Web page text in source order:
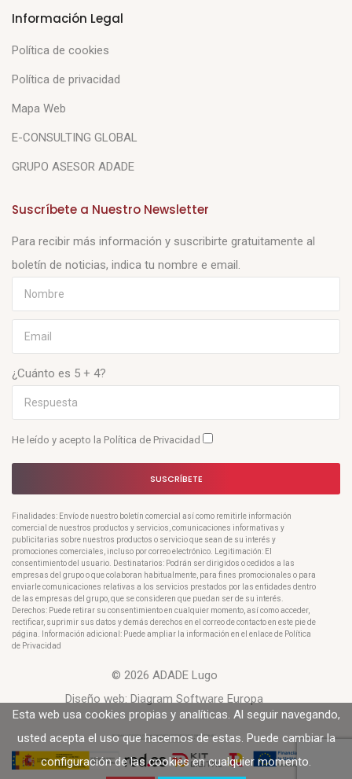
Información Legal
Política de cookies
Política de privacidad
Mapa Web
E-CONSULTING GLOBAL
GRUPO ASESOR ADADE
Suscríbete a Nuestro Newsletter
Para recibir más información y suscribirte gratuitamente al
boletín de noticias, indica tu nombre e email.
¿Cuánto es 5 + 4?
He leído y acepto la Política de Privacidad
SUSCRÍBETE
Finalidades: Envío de nuestro boletín comercial así como remitirle información
comercial de nuestros productos y servicios, comunicaciones informativas y
publicitarias sobre nuestros productos o servicio que sean de su interés y
promociones comerciales, incluso por correo electrónico. Legitimación: El
consentimiento del usuario. Destinatarios: Podrán ser dirigidos o cedidos a las
empresas del grupo o que colaboran habitualmente, para fines promocionales o para
enviarle comunicaciones relativas a los servicios prestados por las entidades dentro
de las empresas del grupo, que se consideren que puedan ser de su interés.
Derechos: Puede retirar su consentimiento en cualquier momento, así como acceder,
rectificar, suprimir sus datos y demás derechos en el correo de contacto en este pie de
página. Información adicional: Puede ampliar la información en el enlace de Política
de Privacidad
© 2026 ADADE Lugo
Diseño web: Diagram Software Europa
Esta web usa cookies propias y analíticas. Al seguir navegando,
usted acepta el uso que hacemos de estas. Puede cambiar la
configuración de las cookies en cualquier momento.